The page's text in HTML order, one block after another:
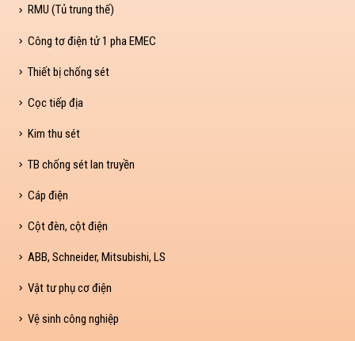
RMU (Tủ trung thế)
Công tơ điện tử 1 pha EMEC
Thiết bị chống sét
Cọc tiếp địa
Kim thu sét
TB chống sét lan truyền
Cáp điện
Cột đèn, cột điện
ABB, Schneider, Mitsubishi, LS
Vật tư phụ cơ điện
Vệ sinh công nghiệp